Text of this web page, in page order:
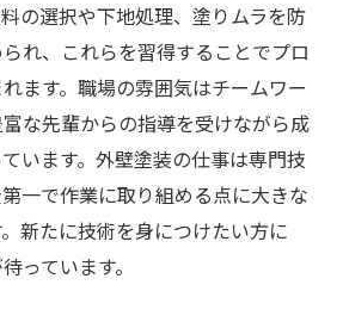
の選択や下地処理、塗りムラを防
れ、これらを習得することでプロ
ます。職場の雰囲気はチームワー
な先輩からの指導を受けながら成
います。外壁塗装の仕事は専門技
一で作業に取り組める点に大きな
新たに技術を身につけたい方に
っています。